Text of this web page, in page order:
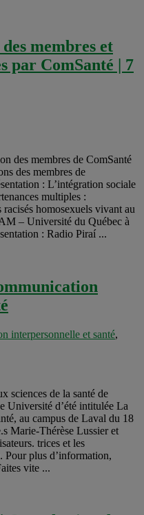
membres et
par ComSanté | 7
des membres de ComSanté
des membres de
: L’intégration sociale
multiples :
homosexuels vivant au
– Université du Québec à
: Radio Piraí ...
interpersonnelle et santé,
sciences de la santé de
Université d’été intitulée La
au campus de Laval du 18
Marie-Thérèse Lussier et
trices et les
Pour plus d’information,
vite ...